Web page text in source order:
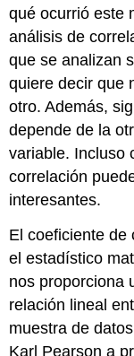
qué ocurrió este
análisis de
que se analizan
quiere decir que
otro. Además,
depende de la
variable. Incluso
correlación
interesantes.
El coeficiente de
el estadístico
nos proporciona
relación lineal
muestra de
Karl Pearson a